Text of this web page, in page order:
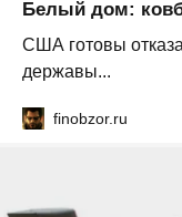
Белый дом:
США готовы
державы...
finobzor.ru